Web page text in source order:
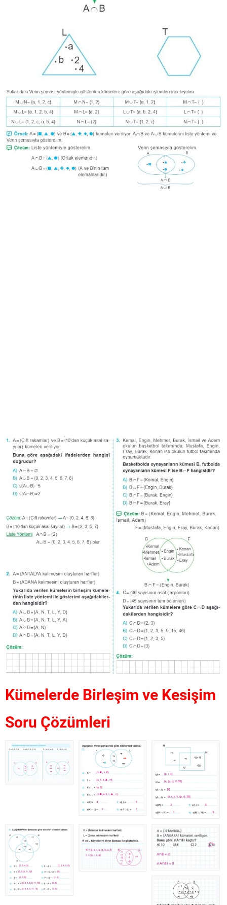
Kümelerde Birleşim ve Kesişim
Soru Çözümleri